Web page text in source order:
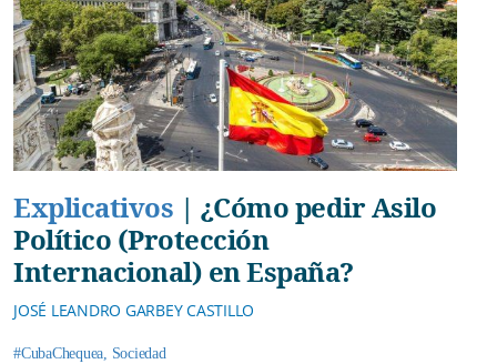
Explicativos | ¿Cómo pedir Asilo
Político (Protección
Internacional) en España?
JOSÉ LEANDRO GARBEY CASTILLO
#CubaChequea, Sociedad